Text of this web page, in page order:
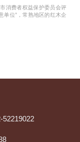
纽带和参谋助手作用，推
消费者权益保护委员会评
单位”，常熟地区的红木企
52219022